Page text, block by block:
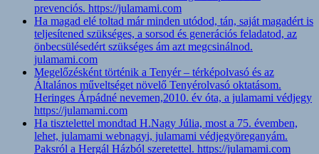
prevenciós. https://julamami.com
Ha magad elé toltad már minden utódod, tán, saját magadért is
teljesítened szükséges, a sorsod és generációs feladatod, az
önbecsülésedért szükséges ám azt megcsinálnod.
julamami.com
Megelőzésként történik a Tenyér – térképolvasó és az
Általános műveltséget növelő Tenyérolvasó oktatásom.
Heringes Árpádné nevemen,2010. év óta, a julamami védjegy
https://julamami.com
Ha tisztelettel mondtad H.Nagy Júlia, most a 75. évemben,
lehet, julamami webnagyi, julamami védjegyöreganyám.
Paksról a Hergál Házból szeretettel. https://julamami.com